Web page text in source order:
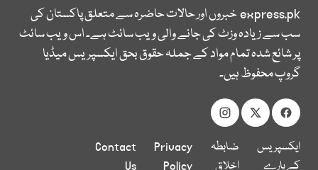
express.pkخبروں اور حالات حاضرہ سے متعلق پاکستان کی
سب سے زیادہ وزٹ کی جانے والی ویب سائٹ ہے۔ اس ویب سائٹ
پر شائع شدہ تمام مواد کے جملہ حقوق بحق ایکسپریس میڈیا
گروپ محفوظ ہیں۔
ایکسپریس
کے بارے
ضابطہ
اخلاق
Privacy
Policy
Contact
Us